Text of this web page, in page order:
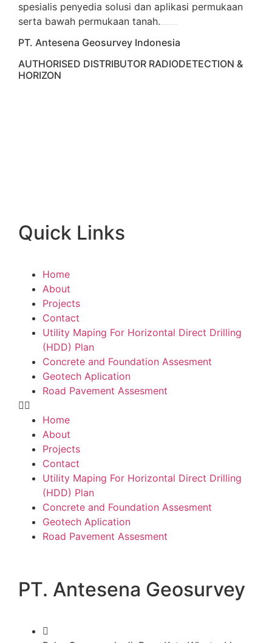
spesialis penyedia solusi dan aplikasi permukaan
serta bawah permukaan tanah.
PT. Antesena Geosurvey Indonesia
AUTHORISED DISTRIBUTOR RADIODETECTION &
HORIZON
Quick Links
Home
About
Projects
Contact
Utility Maping For Horizontal Direct Drilling
(HDD) Plan
Concrete and Foundation Assesment
Geotech Aplication
Road Pavement Assesment
Home
About
Projects
Contact
Utility Maping For Horizontal Direct Drilling
(HDD) Plan
Concrete and Foundation Assesment
Geotech Aplication
Road Pavement Assesment
PT. Antesena Geosurvey